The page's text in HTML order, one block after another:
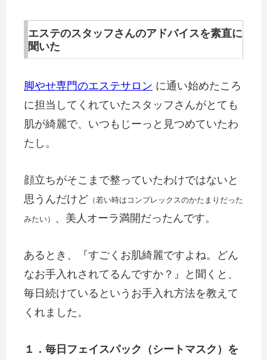
エステのスタッフさんのアドバイスを素直に
聞いた
脚やせ専門のエステサロン に通い始めたころ
に担当してくれていたスタッフさんがとても
肌が綺麗で、いつもじーっと見つめていたわ
たし。
顔立ちがそこまで整っていたわけではないと
思うんだけど （若い時はコンプレックスのかたまりだった
みたい） 、美人オーラ満開だったんです。
あるとき、『すごくお肌綺麗ですよね。どん
なお手入れされてるんですか？』と聞くと、
毎日続けているというお手入れ方法を教えて
くれました。
１．毎日フェイスパック（シートマスク）を